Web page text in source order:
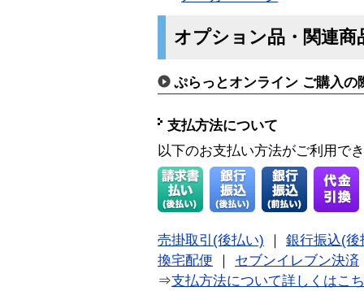
オプション品・関連商
ぷらっとオンライン ご購入の
支払方法について
以下のお支払い方法がご利用で
売掛取引(後払い) ｜ 銀行振込(後
換宅配便 ｜ セブンイレブン決済
⇒支払方法について詳しくはこ